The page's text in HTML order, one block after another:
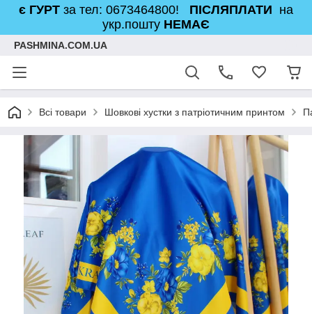
є ГУРТ за тел: 0673464800! ПІСЛЯПЛАТИ на
укр.пошту НЕМАЄ
PASHMINA.COM.UA
Всі товари Шовкові хустки з патріотичним принтом